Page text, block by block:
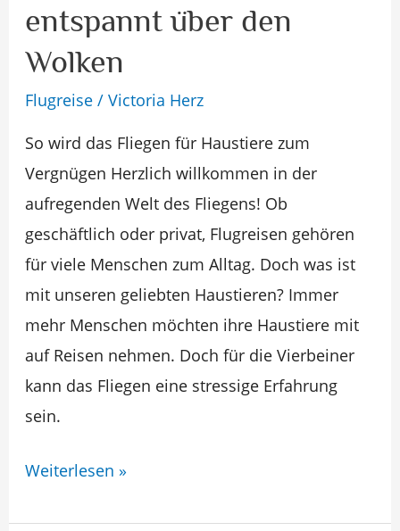
entspannt über den
Wolken
Flugreise/ Victoria Herz
So wird das Fliegen für Haustiere zum
Vergnügen Herzlich willkommen in der
aufregenden Welt des Fliegens! Ob
geschäftlich oder privat, Flugreisen gehören
für viele Menschen zum Alltag. Doch was ist
mit unseren geliebten Haustieren? Immer
mehr Menschen möchten ihre Haustiere mit
auf Reisen nehmen. Doch für die Vierbeiner
kann das Fliegen eine stressige Erfahrung
sein.
in
Deutschland:
Tierisch
entspannt
über
den
Wolken
Weiterlesen »